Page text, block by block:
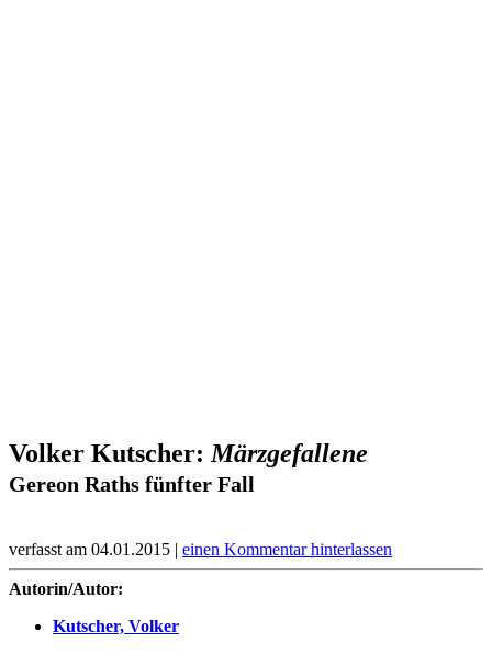
Volker Kutscher: Märzgefallene
Gereon Raths fünfter Fall
verfasst am 04.01.2015 | einen Kommentar hinterlassen
Autorin/Autor:
Kutscher, Volker